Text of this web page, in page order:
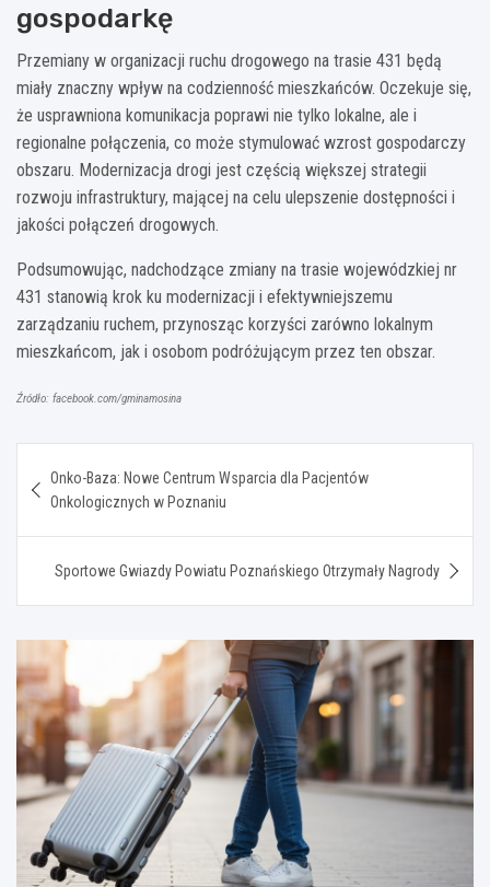
gospodarkę
Przemiany w organizacji ruchu drogowego na trasie 431 będą
miały znaczny wpływ na codzienność mieszkańców. Oczekuje się,
że usprawniona komunikacja poprawi nie tylko lokalne, ale i
regionalne połączenia, co może stymulować wzrost gospodarczy
obszaru. Modernizacja drogi jest częścią większej strategii
rozwoju infrastruktury, mającej na celu ulepszenie dostępności i
jakości połączeń drogowych.
Podsumowując, nadchodzące zmiany na trasie wojewódzkiej nr
431 stanowią krok ku modernizacji i efektywniejszemu
zarządzaniu ruchem, przynosząc korzyści zarówno lokalnym
mieszkańcom, jak i osobom podróżującym przez ten obszar.
Źródło: facebook.com/gminamosina
wpisu
Onko-Baza: Nowe Centrum Wsparcia dla Pacjentów
Onkologicznych w Poznaniu
Sportowe Gwiazdy Powiatu Poznańskiego Otrzymały Nagrody